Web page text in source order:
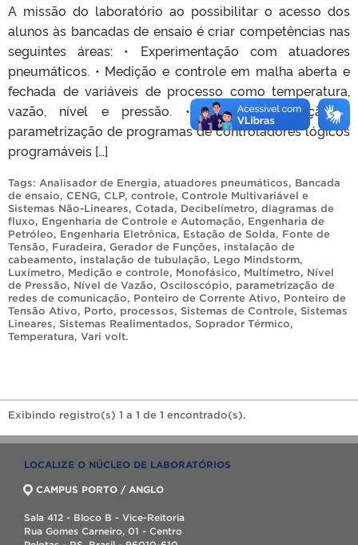
A missão do laboratório ao possibilitar o acesso dos
alunos às bancadas de ensaio é criar competências nas
seguintes áreas: • Experimentação com atuadores
pneumáticos. • Medição e controle em malha aberta e
fechada de variáveis de processo como temperatura,
vazão, nível e pressão. • Criação, adaptação e
parametrização de programas de controladores lógicos
programáveis […]
Tags: Analisador de Energia, atuadores pneumáticos, Bancada
de ensaio, CENG, CLP, controle, Controle Multivariável e
Sistemas Não-Lineares, Cotada, Decibelímetro, diagramas de
fluxo, Engenharia de Controle e Automação, Engenharia de
Petróleo, Engenharia Eletrônica, Estação de Solda, Fonte de
Tensão, Furadeira, Gerador de Funções, instalação de
cabeamento, instalação de tubulação, Lego Mindstorm,
Luxímetro, Medição e controle, Monofásico, Multímetro, Nível
de Pressão, Nível de Vazão, Osciloscópio, parametrização de
redes de comunicação, Ponteiro de Corrente Ativo, Ponteiro de
Tensão Ativo, Porto, processos, Sistemas de Controle, Sistemas
Lineares, Sistemas Realimentados, Soprador Térmico,
Temperatura, Vari volt.
Exibindo registro(s) 1 a 1 de 1 encontrado(s).
LOCALIZE O NÚCLEO DE LABORATÓRIOS
CAMPUS PORTO / ANGLO
Sala 412 - Bloco B - Vice-Reitoria
Rua Gomes Carneiro, 01 - Centro